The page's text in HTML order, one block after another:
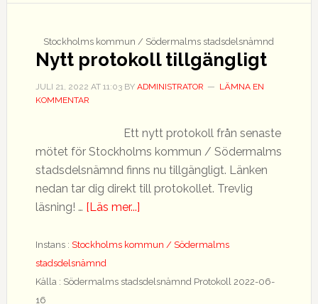
Stockholms kommun / Södermalms stadsdelsnämnd
Nytt protokoll tillgängligt
JULI 21, 2022 AT 11:03BY ADMINISTRATOR
LÄMNA EN
KOMMENTAR
Ett nytt protokoll från senaste
mötet för Stockholms kommun / Södermalms
stadsdelsnämnd finns nu tillgängligt. Länken
nedan tar dig direkt till protokollet. Trevlig
läsning! … [Läs mer...]om
protokoll
Instans : Stockholms kommun / Södermalms
stadsdelsnämnd
Källa : Södermalms stadsdelsnämnd Protokoll 2022-06-
16